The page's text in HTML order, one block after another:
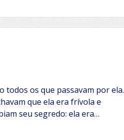
todos os que passavam por ela.
que ela era frívola e
seu segredo: ela era…